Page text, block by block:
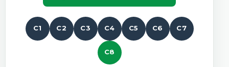
C1 C2 C3 C4 C5 C6 C7
C8